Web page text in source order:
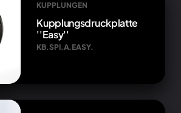
KUPPLUNGEN
Kupplungsdruckplatte
''Easy''
KB.SPI.A.EASY.